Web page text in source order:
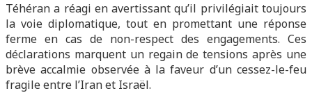
Téhéran a réagi en avertissant qu’il privilégiait toujours
la voie diplomatique, tout en promettant une réponse
ferme en cas de non-respect des engagements. Ces
déclarations marquent un regain de tensions après une
brève accalmie observée à la faveur d’un cessez-le-feu
fragile entre l’Iran et Israël.